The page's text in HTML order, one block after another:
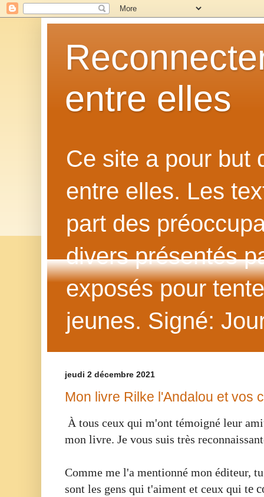
entre elles
Ce site a pour but
entre elles. Les
part des
divers présentés
exposés pour
jeunes. Signé:
jeudi 2 décembre 2021
Mon livre Rilke l'Andalou et vos
À tous ceux qui m'ont témoigné leur
mon livre. Je vous suis très
Comme me l'a mentionné mon éditeur,
sont les gens qui t'aiment et ceux qui te